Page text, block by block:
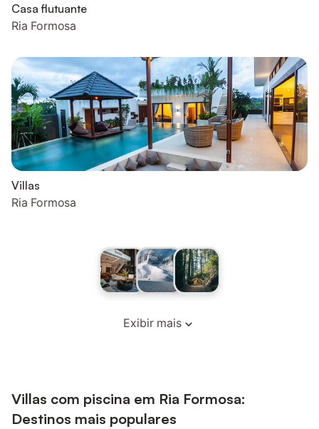
Casa flutuante
Ria Formosa
Villas
Ria Formosa
Exibir mais
Villas com piscina em Ria Formosa:
Destinos mais populares